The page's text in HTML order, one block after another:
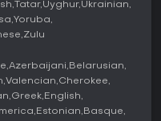
foca nas
as instalações
óleo para consertar
ganhos em progresso
Tatar Uyghur Ukrainian
Yoruba
Zulu
Azerbaijani Belarusian
Valencian Cherokee
Greek English
Estonian Basque